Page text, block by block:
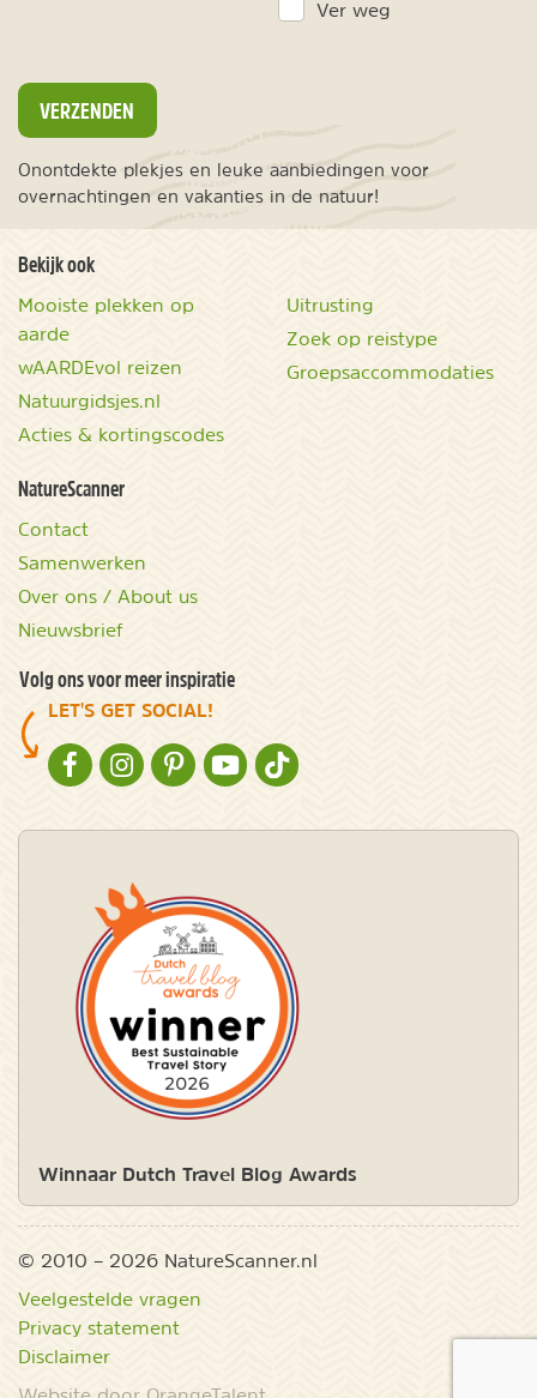
Ver weg
VERZENDEN
Onontdekte plekjes en leuke aanbiedingen voor
overnachtingen en vakanties in de natuur!
Bekijk ook
Mooiste plekken op
aarde
wAARDEvol reizen
Natuurgidsjes.nl
Acties & kortingscodes
Uitrusting
Zoek op reistype
Groepsaccommodaties
NatureScanner
Contact
Samenwerken
Over ons / About us
Nieuwsbrief
Volg ons voor meer inspiratie
LET'S GET SOCIAL!
NATURESCANNER OP FACEBOOK
NATURESCANNER OP INSTAGRAM
NATURESCANNER OP PINTEREST
NATURESCANNER OP YOUTUBE
NATURESCANNER OP TIKTOK
Winnaar Dutch Travel Blog Awards
© 2010 – 2026 NatureScanner.nl
Veelgestelde vragen
Privacy statement
Disclaimer